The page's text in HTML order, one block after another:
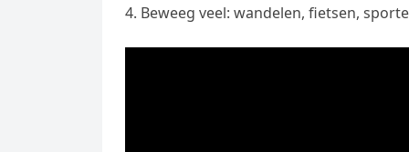
Beweeg veel: wandelen, fietsen,